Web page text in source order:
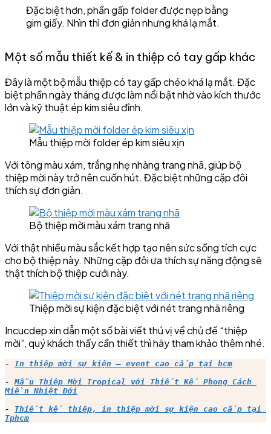
Đặc biệt hơn, phần gấp folder được nẹp bằng
gim giấy. Nhìn thì đơn giản nhưng khá lạ mắt.
Một số mẫu thiết kế & in thiệp có tay gấp khác
Đây là một bộ mẫu thiệp có tay gấp chéo khá lạ mắt. Đặc
biệt phần ngày tháng được làm nổi bật nhờ vào kích thước
lớn và kỹ thuật ép kim siêu đỉnh.
Mẫu thiệp mời folder ép kim siêu xịn
Với tông màu xám, trắng nhẹ nhàng trang nhã, giúp bộ
thiệp mời này trở nên cuốn hút. Đặc biệt những cặp đôi
thích sự đơn giản.
Bộ thiệp mời màu xám trang nhã
Với thật nhiều màu sắc kết hợp tạo nên sức sống tích cực
cho bộ thiệp này. Những cặp đôi ưa thích sự năng động sẽ
thật thích bộ thiệp cưới này.
Thiệp mời sự kiện đặc biệt với nét trang nhã riêng
Incucdep xin dẫn một số bài viết thú vị về chủ đề “thiệp
mời”, quý khách thấy cần thiết thì hãy tham khảo thêm nhé.
- In thiệp mời sự kiện – event cao cấp tại hcm
- Mẫu Thiệp Mời Tropical với Thiết Kế Phong Cách
Miền Nhiệt Đới
- Thiết kế thiệp, in thiệp mời sự kiện cao cấp tại
Tphcm